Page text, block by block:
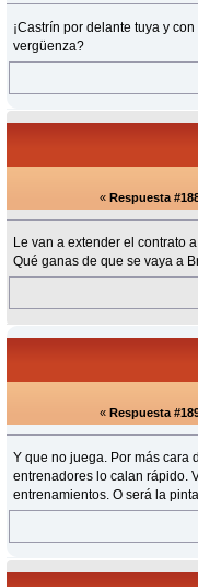
¡Castrín por delante tuya y
vergüenza?
« Respuesta
Le van a extender el contrato
Qué ganas de que se vaya a
« Respuesta
Y que no juega. Por más cara
entrenadores lo calan rápido.
entrenamientos. O será la